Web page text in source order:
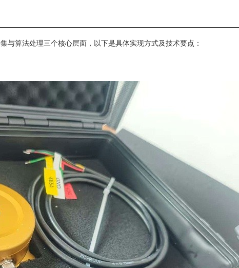
与算法处理三个核心层面，以下是具体实现方式及技术要点：